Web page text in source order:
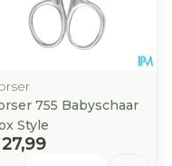
755 Babyschaar
Style